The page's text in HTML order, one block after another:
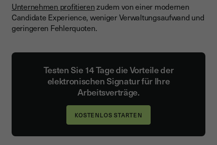
Unternehmen profitierenzudem von einer modernen
Candidate Experience, weniger Verwaltungsaufwand und
geringeren Fehlerquoten.
Testen Sie 14 Tage die Vorteile der
elektronischen Signatur für Ihre
Arbeitsverträge.